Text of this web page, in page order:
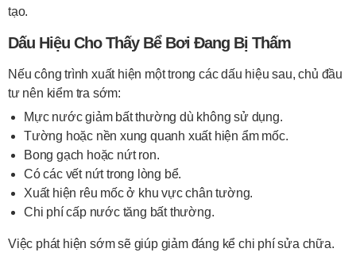
tạo.
Dấu Hiệu Cho Thấy Bể Bơi Đang Bị Thấm
Nếu công trình xuất hiện một trong các dấu hiệu sau, chủ đầu
tư nên kiểm tra sớm:
Mực nước giảm bất thường dù không sử dụng.
Tường hoặc nền xung quanh xuất hiện ẩm mốc.
Bong gạch hoặc nứt ron.
Có các vết nứt trong lòng bể.
Xuất hiện rêu mốc ở khu vực chân tường.
Chi phí cấp nước tăng bất thường.
Việc phát hiện sớm sẽ giúp giảm đáng kể chi phí sửa chữa.